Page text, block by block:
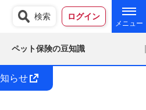
検索 ログイン
ペット保険の豆知識
らせ